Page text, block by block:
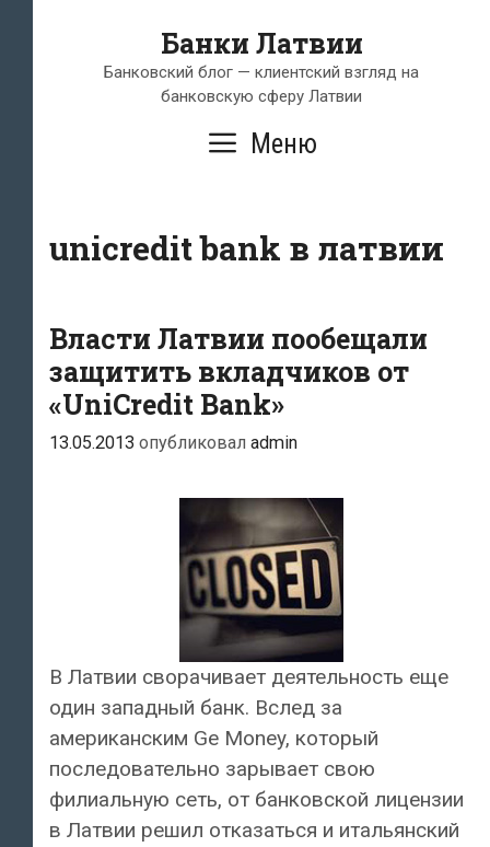
содержимому
Банки Латвии
Банковский блог — клиентский взгляд на
банковскую сферу Латвии
Меню
unicredit bank в латвии
Власти Латвии пообещали
защитить вкладчиков от
«UniCredit Bank»
13.05.2013 опубликовал admin
В Латвии сворачивает деятельность еще
один западный банк. Вслед за
американским Ge Money, который
последовательно зарывает свою
филиальную сеть, от банковской лицензии
в Латвии решил отказаться и итальянский